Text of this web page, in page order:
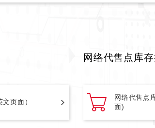
页面）
网络代售点库
网络代售点
面)